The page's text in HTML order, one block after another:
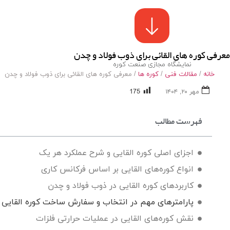
معرفی کوره های القائی برای ذوب فولاد و چدن
نمایشگاه مجازی صنعت کوره
خانه / مقالات فنی / کوره ها / معرفی کوره های القائی برای ذوب فولاد و چدن
مهر ۲۰, ۱۴۰۴ 175
فهرست مطالب
اجزای اصلی کوره القایی و شرح عملکرد هر یک
انواع کوره‌های القایی بر اساس فرکانس کاری
کاربردهای کوره القایی در ذوب فولاد و چدن
پارامترهای مهم در انتخاب و سفارش ساخت کوره القایی
نقش کوره‌های القایی در عملیات حرارتی فلزات
ONLINE